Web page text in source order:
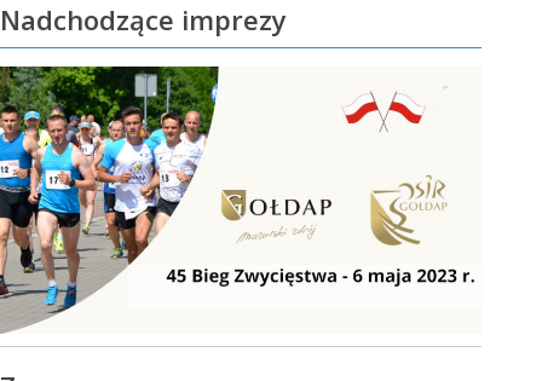
Nadchodzące imprezy